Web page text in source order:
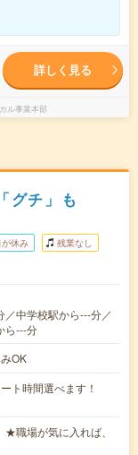
詳しく見る
ル事業本部
グチ」も
が休み 残業なし
中学校駅から---分／
ら---分
OK
ト時間選べます！
場が気に入れば、